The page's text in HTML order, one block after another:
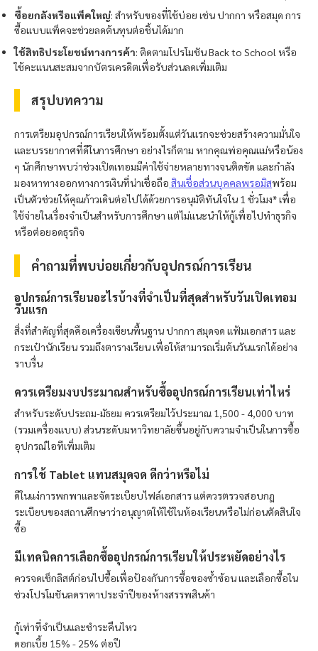
ซื้อยกลังหรือแพ็คใหญ่: สำหรับของที่ใช้บ่อย เช่น ปากกา หรือสมุด การ
ซื้อแบบแพ็คจะช่วยลดต้นทุนต่อชิ้นได้มาก
ใช้สิทธิประโยชน์ทางการค้า: ติดตามโปรโมชัน Back to School หรือ
ใช้คะแนนสะสมจากบัตรเครดิตเพื่อรับส่วนลดเพิ่มเติม
สรุปบทความ
การเตรียมอุปกรณ์การเรียนให้พร้อมตั้งแต่วันแรกจะช่วยสร้างความมั่นใจ
และบรรยากาศที่ดีในการศึกษา อย่างไรก็ตาม หากคุณพ่อคุณแม่หรือน้อง
ๆ นักศึกษาพบว่าช่วงเปิดเทอมมีค่าใช้จ่ายหลายทางจนติดขัด และกำลัง
มองหาทางออกทางการเงินที่น่าเชื่อถือ สินเชื่อส่วนบุคคลพรอมิสพร้อม
เป็นตัวช่วยให้คุณก้าวเดินต่อไปได้ด้วยการอนุมัติทันใจใน 1 ชั่วโมง* เพื่อ
ใช้จ่ายในเรื่องจำเป็นสำหรับการศึกษา แต่ไม่แนะนำให้กู้เพื่อไปทำธุรกิจ
หรือต่อยอดธุรกิจ
คำถามที่พบบ่อยเกี่ยวกับอุปกรณ์การเรียน
อุปกรณ์การเรียนอะไรบ้างที่จำเป็นที่สุดสำหรับวันเปิดเทอม
วันแรก
สิ่งที่สำคัญที่สุดคือเครื่องเขียนพื้นฐาน ปากกา สมุดจด แฟ้มเอกสาร และ
กระเป๋านักเรียน รวมถึงตารางเรียน เพื่อให้สามารถเริ่มต้นวันแรกได้อย่าง
ราบรื่น
ควรเตรียมงบประมาณสำหรับซื้ออุปกรณ์การเรียนเท่าไหร่
สำหรับระดับประถม-มัธยม ควรเตรียมไว้ประมาณ 1,500 - 4,000 บาท
(รวมเครื่องแบบ) ส่วนระดับมหาวิทยาลัยขึ้นอยู่กับความจำเป็นในการซื้อ
อุปกรณ์ไอทีเพิ่มเติม
การใช้ Tablet แทนสมุดจด ดีกว่าหรือไม่
ดีในแง่การพกพาและจัดระเบียบไฟล์เอกสาร แต่ควรตรวจสอบกฎ
ระเบียบของสถานศึกษาว่าอนุญาตให้ใช้ในห้องเรียนหรือไม่ก่อนตัดสินใจ
ซื้อ
มีเทคนิคการเลือกซื้ออุปกรณ์การเรียนให้ประหยัดอย่างไร
ควรจดเช็กลิสต์ก่อนไปซื้อเพื่อป้องกันการซื้อของซ้ำซ้อน และเลือกซื้อใน
ช่วงโปรโมชันลดราคาประจำปีของห้างสรรพสินค้า
กู้เท่าที่จำเป็นและชำระคืนไหว
ดอกเบี้ย 15% - 25% ต่อปี